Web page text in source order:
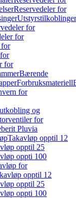
Reservedeler for
Utstyrstilkoblinger
for
for
for
for
Bærende
Forbruksmateriell
for
og
for
Pluvia
Takavløp opptil 12
opptil 25
oppti 100
for
opptil 12
opptil 25
oppti 100